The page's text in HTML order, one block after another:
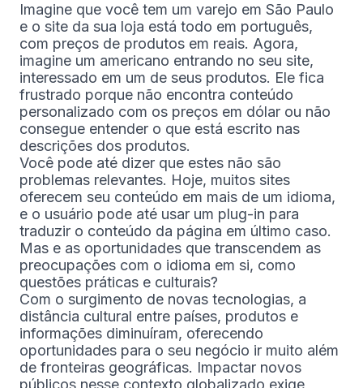
Imagine que você tem um varejo em São Paulo
e o site da sua loja está todo em português,
com preços de produtos em reais. Agora,
imagine um americano entrando no seu site,
interessado em um de seus produtos. Ele fica
frustrado porque não encontra conteúdo
personalizado com os preços em dólar ou não
consegue entender o que está escrito nas
descrições dos produtos.
Você pode até dizer que estes não são
problemas relevantes. Hoje, muitos sites
oferecem seu conteúdo em mais de um idioma,
e o usuário pode até usar um plug-in para
traduzir o conteúdo da página em último caso.
Mas e as oportunidades que transcendem as
preocupações com o idioma em si, como
questões práticas e culturais?
Com o surgimento de novas tecnologias, a
distância cultural entre países, produtos e
informações diminuíram, oferecendo
oportunidades para o seu negócio ir muito além
de fronteiras geográficas. Impactar novos
públicos nesse contexto globalizado exige